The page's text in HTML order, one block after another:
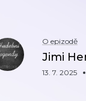
O epizodě
Jimi
13. 7. 2025